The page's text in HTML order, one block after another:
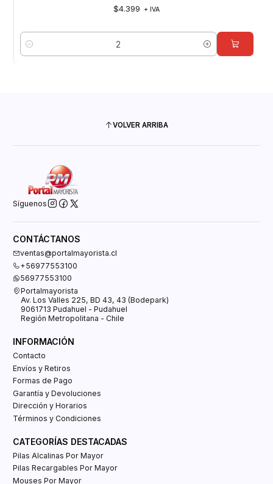
$4.399 + IVA
Cantidad
VOLVER ARRIBA
Síguenos
CONTÁCTANOS
ventas@portalmayorista.cl
+56977553100
56977553100
Portalmayorista
Av. Los Valles 225, BD 43, 43 (Bodepark)
9061713 Pudahuel - Pudahuel
Región Metropolitana - Chile
INFORMACIÓN
Contacto
Envíos y Retiros
Formas de Pago
Garantía y Devoluciones
Dirección y Horarios
Términos y Condiciones
CATEGORÍAS DESTACADAS
Pilas Alcalinas Por Mayor
Pilas Recargables Por Mayor
Mouses Por Mayor